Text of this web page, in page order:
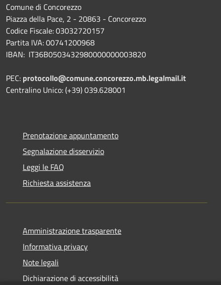
Comune di Concorezzo
Piazza della Pace, 2 - 20863 - Concorezzo
Codice Fiscale: 03032720157
Partita IVA: 00741200968
IBAN: IT36B0503432980000000003820
PEC: protocollo@comune.concorezzo.mb.legalmail.it
Centralino Unico: (+39) 039.628001
Prenotazione appuntamento
Segnalazione disservizio
Leggi le FAQ
Richiesta assistenza
Amministrazione trasparente
Informativa privacy
Note legali
Dichiarazione di accessibilità